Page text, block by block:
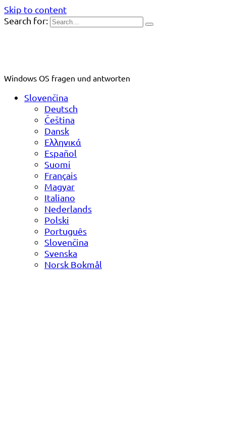
Skip to content
Search for:
Windows OS fragen und antworten
Slovenčina
Deutsch
Čeština
Dansk
Ελληνικά
Español
Suomi
Français
Magyar
Italiano
Nederlands
Polski
Português
Slovenčina
Svenska
Norsk Bokmål